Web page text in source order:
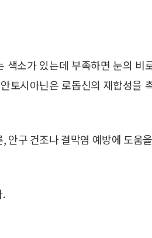
색소가 있는데 부족하면 눈의 비
토시아닌은 로돕신의 재합성을
안구 건조나 결막염 예방에 도움
.